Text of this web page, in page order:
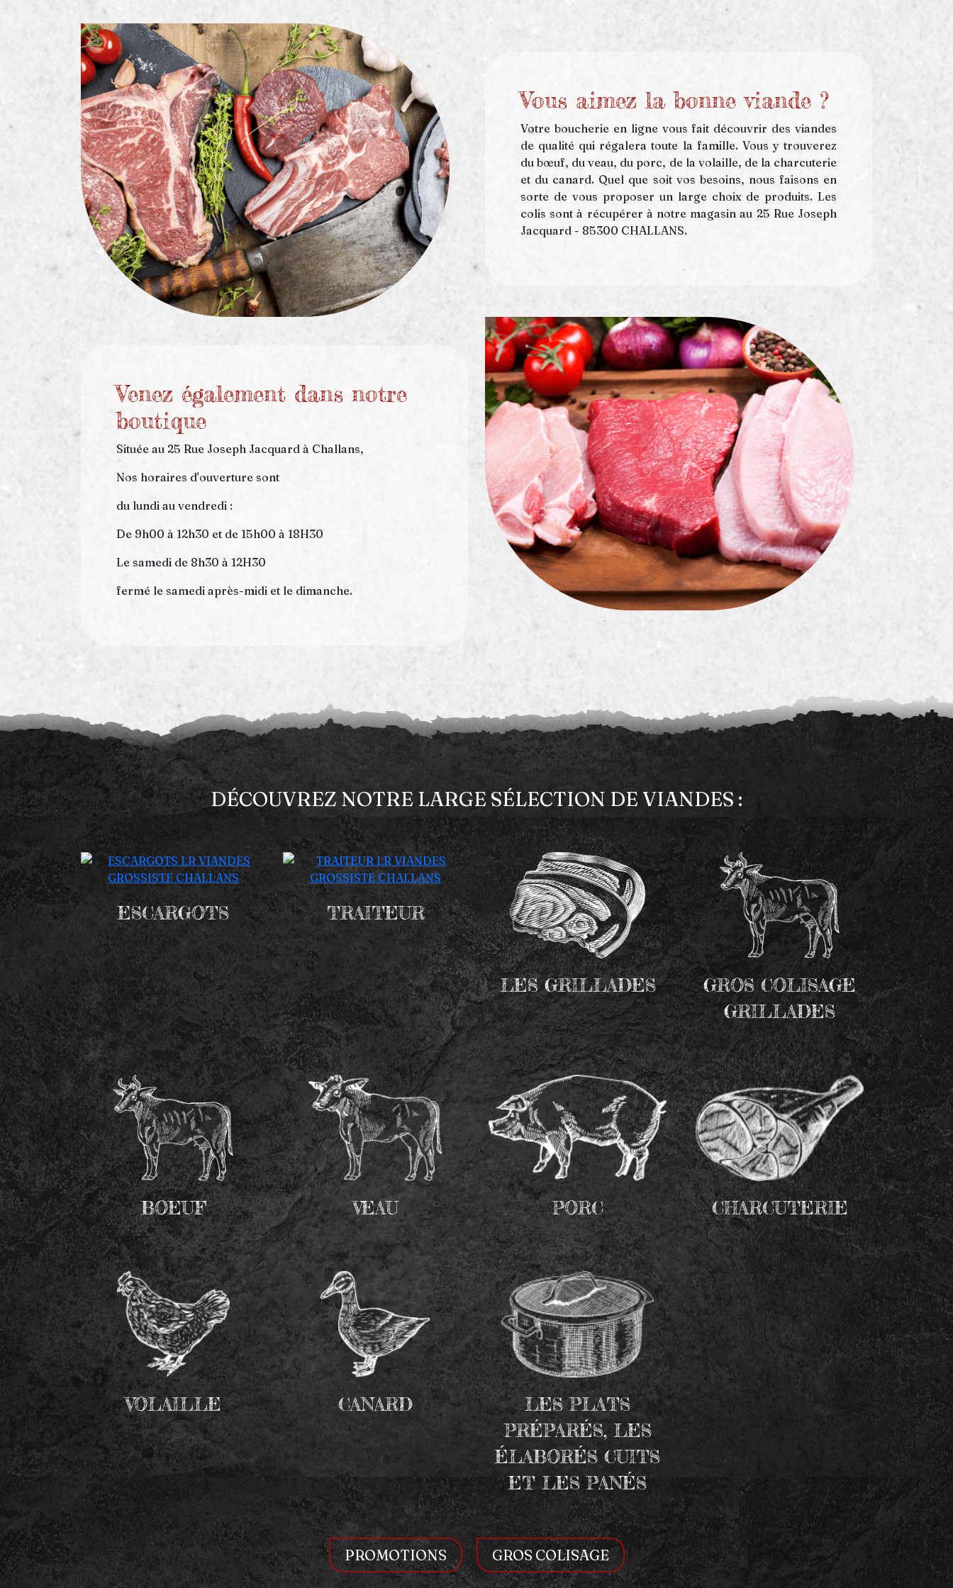
Vous aimez la bonne viande ?
Votre boucherie en ligne vous fait découvrir des viandes
de qualité qui régalera toute la famille. Vous y trouverez
du bœuf, du veau, du porc, de la volaille, de la charcuterie
et du canard. Quel que soit vos besoins, nous faisons en
sorte de vous proposer un large choix de produits. Les
colis sont à récupérer à notre magasin au 25 Rue Joseph
Jacquard - 85300 CHALLANS.
Venez également dans notre
boutique
Située au 25 Rue Joseph Jacquard à Challans,
Nos horaires d'ouverture sont
du lundi au vendredi :
De 9h00 à 12h30 et de 15h00 à 18H30
Le samedi de 8h30 à 12H30
fermé le samedi après-midi et le dimanche.
DÉCOUVREZ NOTRE LARGE SÉLECTION DE VIANDES :
ESCARGOTS TRAITEUR
LES GRILLADES
GROS COLISAGE
GRILLADES
BOEUF VEAU PORC CHARCUTERIE
VOLAILLE CANARD
LES PLATS
PRÉPARÉS, LES
ÉLABORÉS CUITS
ET LES PANÉS
PROMOTIONS GROS COLISAGE